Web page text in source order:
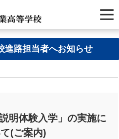
進路担当者へお知らせ
明体験入学」の実施に
(ご案内)